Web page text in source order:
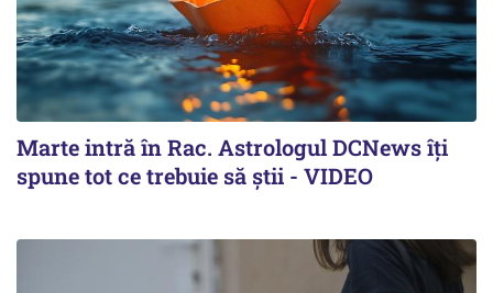
Marte intră în Rac. Astrologul DCNews îți
spune tot ce trebuie să știi - VIDEO